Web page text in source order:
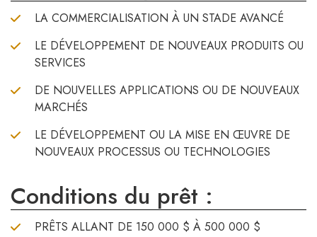
LA COMMERCIALISATION À UN STADE AVANCÉ
LE DÉVELOPPEMENT DE NOUVEAUX PRODUITS OU
SERVICES
DE NOUVELLES APPLICATIONS OU DE NOUVEAUX
MARCHÉS
LE DÉVELOPPEMENT OU LA MISE EN ŒUVRE DE
NOUVEAUX PROCESSUS OU TECHNOLOGIES
Conditions du prêt :
PRÊTS ALLANT DE 150 000 $ À 500 000 $